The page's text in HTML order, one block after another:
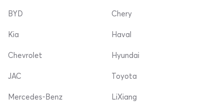
BYD
Kia
Chevrolet
Chery
Haval
Hyundai
JAC
Mercedes-Benz
Toyota
LiXiang